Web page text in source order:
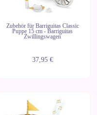
Zubehör für Barriguitas Classic
Puppe 15 cm - Barriguitas
Zwillingswagen
37,95 €